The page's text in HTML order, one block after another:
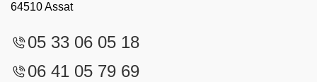
64510 Assat
05 33 06 05 18
06 41 05 79 69